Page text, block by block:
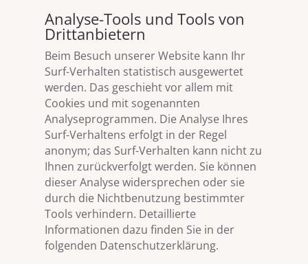
Analyse-Tools und Tools von
Drittanbietern
Beim Besuch unserer Website kann Ihr
Surf-Verhalten statistisch ausgewertet
werden. Das geschieht vor allem mit
Cookies und mit sogenannten
Analyseprogrammen. Die Analyse Ihres
Surf-Verhaltens erfolgt in der Regel
anonym; das Surf-Verhalten kann nicht zu
Ihnen zurückverfolgt werden. Sie können
dieser Analyse widersprechen oder sie
durch die Nichtbenutzung bestimmter
Tools verhindern. Detaillierte
Informationen dazu finden Sie in der
folgenden Datenschutzerklärung.